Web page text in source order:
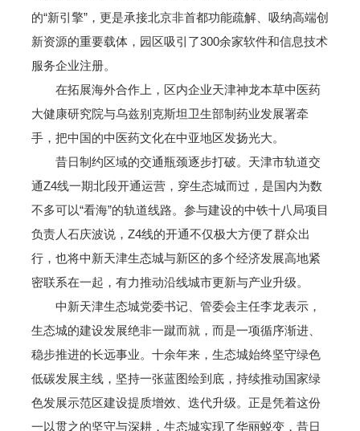
的“新引擎”，更是承接北京非首都功能疏解、吸纳高端创
新资源的重要载体，园区吸引了300余家软件和信息技术
服务企业注册。
在拓展海外合作上，区内企业天津神龙本草中医药
大健康研究院与乌兹别克斯坦卫生部制药业发展署牵
手，把中国的中医药文化在中亚地区发扬光大。
昔日制约区域的交通瓶颈逐步打破。天津市轨道交
通Z4线一期北段开通运营，穿生态城而过，是国内为数
不多可以“看海”的轨道线路。参与建设的中铁十八局项目
负责人石庆波说，Z4线的开通不仅极大方便了群众出
行，也将中新天津生态城与新区的多个经济发展高地紧
密联系在一起，有力推动沿线城市更新与产业升级。
中新天津生态城党委书记、管委会主任李龙表示，
生态城的建设发展绝非一蹴而就，而是一项循序渐进、
稳步推进的长远事业。十余年来，生态城始终坚守绿色
低碳发展主线，坚持一张蓝图绘到底，持续推动国家绿
色发展示范区建设提质增效、迭代升级。正是凭着这份
一以贯之的坚守与深耕，生态城实现了华丽蜕变，昔日